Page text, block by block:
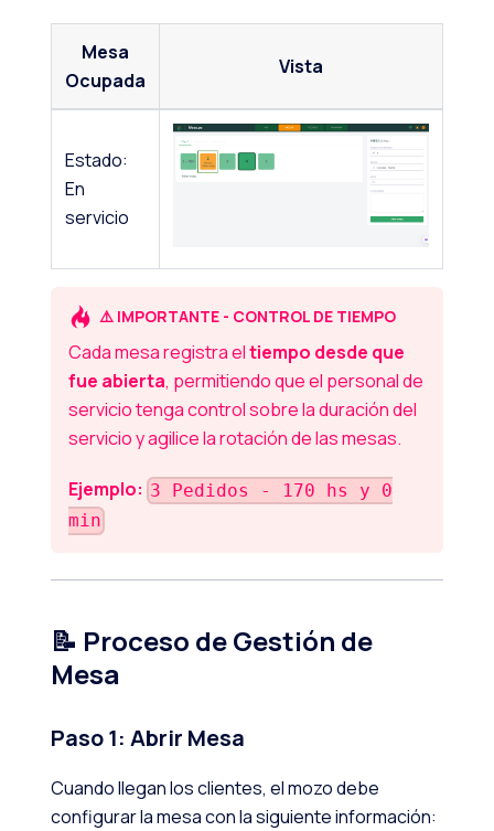
Mesa
Ocupada
Vista
Estado:
En
servicio
⚠️ IMPORTANTE - CONTROL DE TIEMPO
Cada mesa registra eltiempo desde que
fue abierta, permitiendo que el personal de
servicio tenga control sobre la duración del
servicio y agilice la rotación de las mesas.
Ejemplo: 3 Pedidos - 170 hs y 0
min
📝 Proceso de Gestión de
Mesa
Paso 1: Abrir Mesa
Cuando llegan los clientes, el mozo debe
configurar la mesa con la siguiente información: